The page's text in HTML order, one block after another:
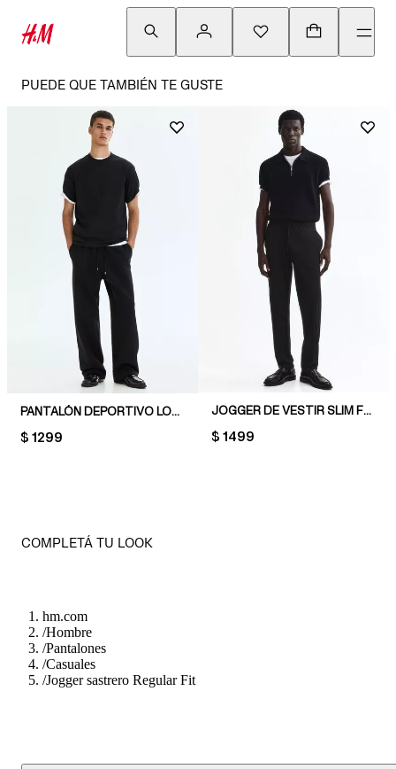
PUEDE QUE TAMBIÉN TE GUSTE
PANTALÓN DEPORTIVO LOOSE FIT
PRICE:
$ 1299
JOGGER DE VESTIR SLIM FIT
PRICE:
$ 1499
COMPLETÁ TU LOOK
hm.com
/Hombre
/Pantalones
/Casuales
/Jogger sastrero Regular Fit